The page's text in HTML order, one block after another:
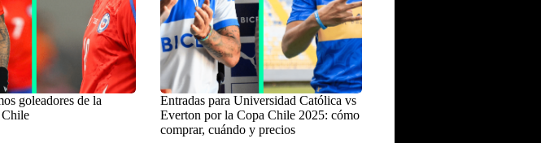
goleadores de la
Chile
Entradas para Universidad Católica vs
Everton por la Copa Chile 2025: cómo
comprar, cuándo y precios